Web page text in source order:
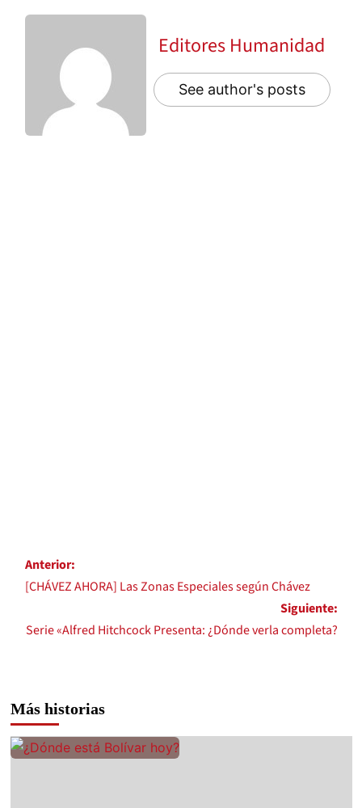
Editores Humanidad
See author's posts
Anterior:
[CHÁVEZ AHORA] Las Zonas Especiales según Chávez
Siguiente:
Serie «Alfred Hitchcock Presenta: ¿Dónde verla completa?
Más historias